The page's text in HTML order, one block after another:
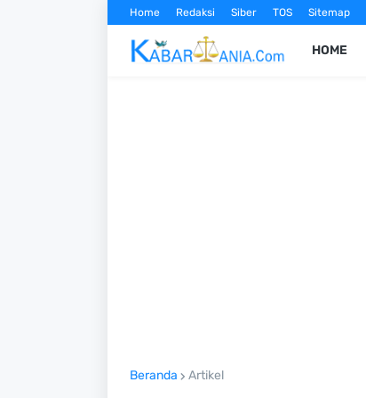
Home Redaksi Siber TOS Sitemap
HOME
Beranda Artikel